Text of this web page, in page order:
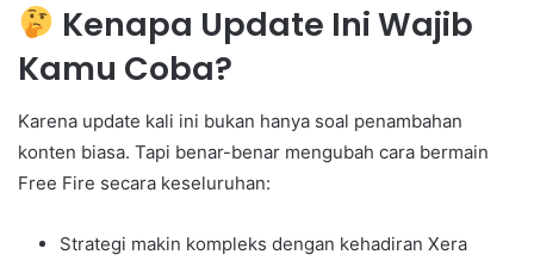
Kenapa Update Ini Wajib
Kamu Coba?
Karena update kali ini bukan hanya soal penambahan
konten biasa. Tapi benar-benar mengubah cara bermain
Free Fire secara keseluruhan:
Strategi makin kompleks dengan kehadiran Xera